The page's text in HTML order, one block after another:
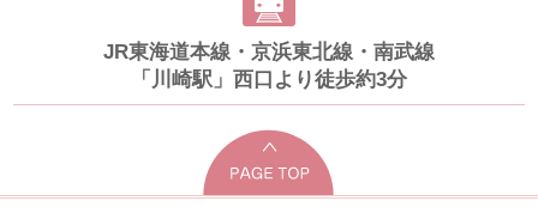
JR東海道本線・京浜東北線・南武線
「川崎駅」西口より徒歩約3分